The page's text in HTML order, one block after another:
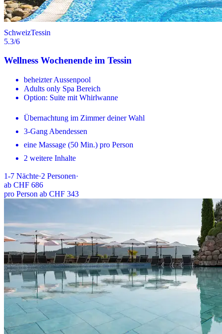
SchweizTessin
5.3/6
Wellness Wochenende im Tessin
beheizter Aussenpool
Adults only Spa Bereich
Option: Suite mit Whirlwanne
Übernachtung im Zimmer deiner Wahl
3-Gang Abendessen
eine Massage (50 Min.) pro Person
2 weitere Inhalte
1-7 Nächte·2 Personen·
ab CHF 686
pro Person ab CHF 343